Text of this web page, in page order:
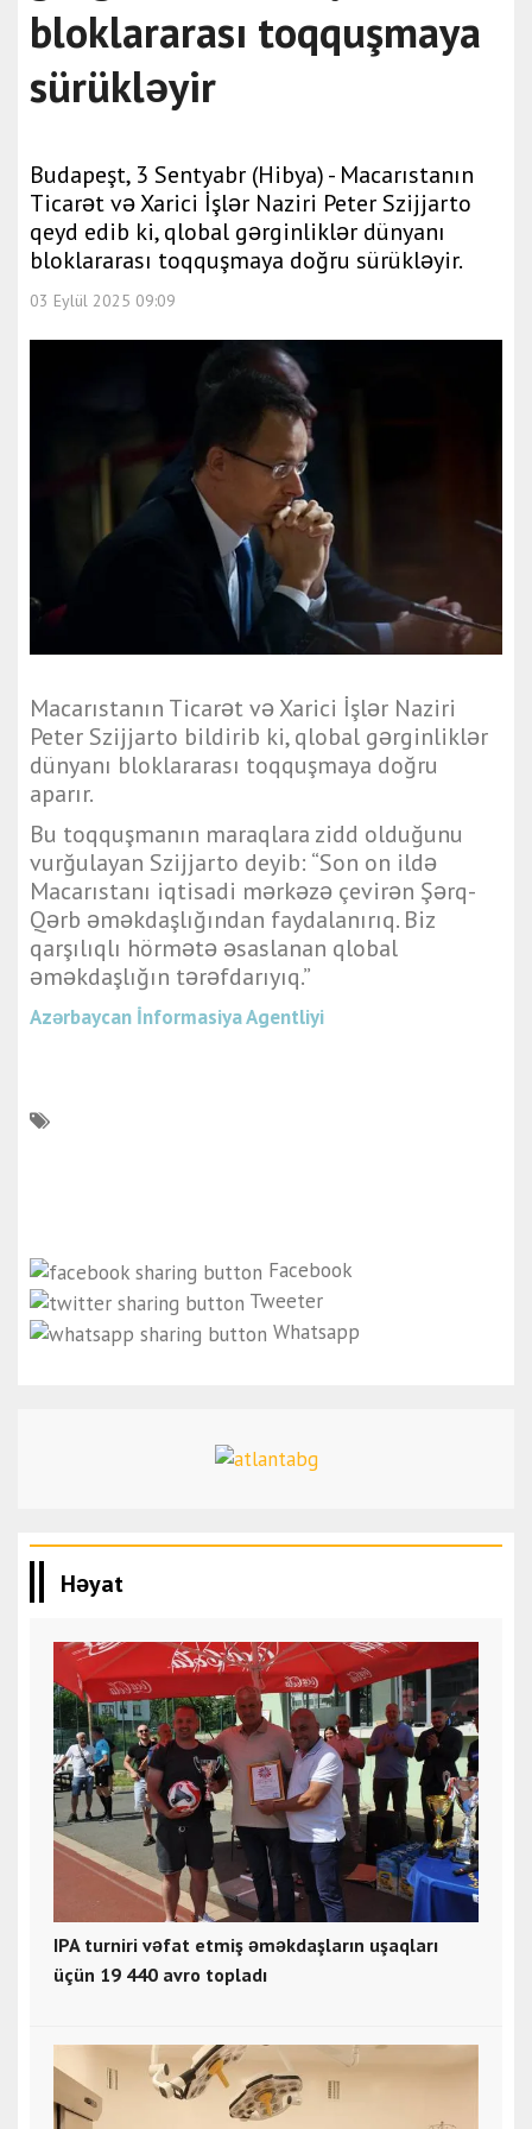
bloklararası toqquşmaya
sürükləyir
Budapeşt, 3 Sentyabr (Hibya) - Macarıstanın
Ticarət və Xarici İşlər Naziri Peter Szijjarto
qeyd edib ki, qlobal gərginliklər dünyanı
bloklararası toqquşmaya doğru sürükləyir.
03 Eylül 2025 09:09
Macarıstanın Ticarət və Xarici İşlər Naziri
Peter Szijjarto bildirib ki, qlobal gərginliklər
dünyanı bloklararası toqquşmaya doğru
aparır.
Bu toqquşmanın maraqlara zidd olduğunu
vurğulayan Szijjarto deyib: “Son on ildə
Macarıstanı iqtisadi mərkəzə çevirən Şərq-
Qərb əməkdaşlığından faydalanırıq. Biz
qarşılıqlı hörmətə əsaslanan qlobal
əməkdaşlığın tərəfdarıyıq.”
Azərbaycan İnformasiya Agentliyi
Facebook
Tweeter
Whatsapp
Həyat
IPA turniri vəfat etmiş əməkdaşların uşaqları
üçün 19 440 avro topladı